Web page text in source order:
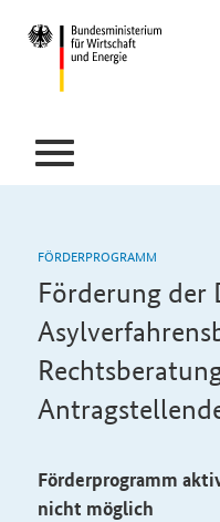
FÖRDERPROGRAMM
Förderung der
Förderprogramm
nicht möglich